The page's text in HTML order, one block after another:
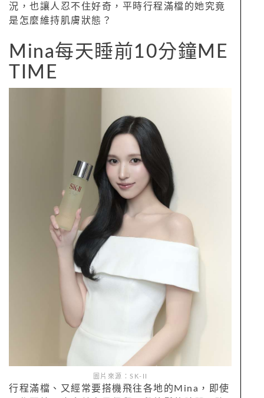
況，也讓人忍不住好奇，平時行程滿檔的她究竟
是怎麼維持肌膚狀態？
Mina每天睡前10分鐘ME
TIME
圖片來源：SK-II
行程滿檔、又經常要搭機飛往各地的Mina，即使